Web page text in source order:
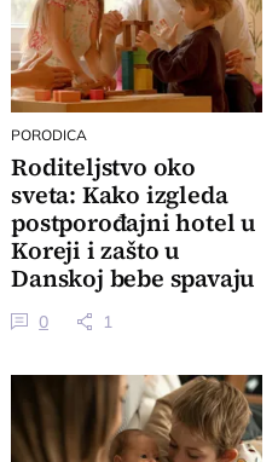
PORODICA
Roditeljstvo oko
sveta: Kako izgleda
postporođajni hotel u
Koreji i zašto u
Danskoj bebe spavaju
napolju zimi
0 1